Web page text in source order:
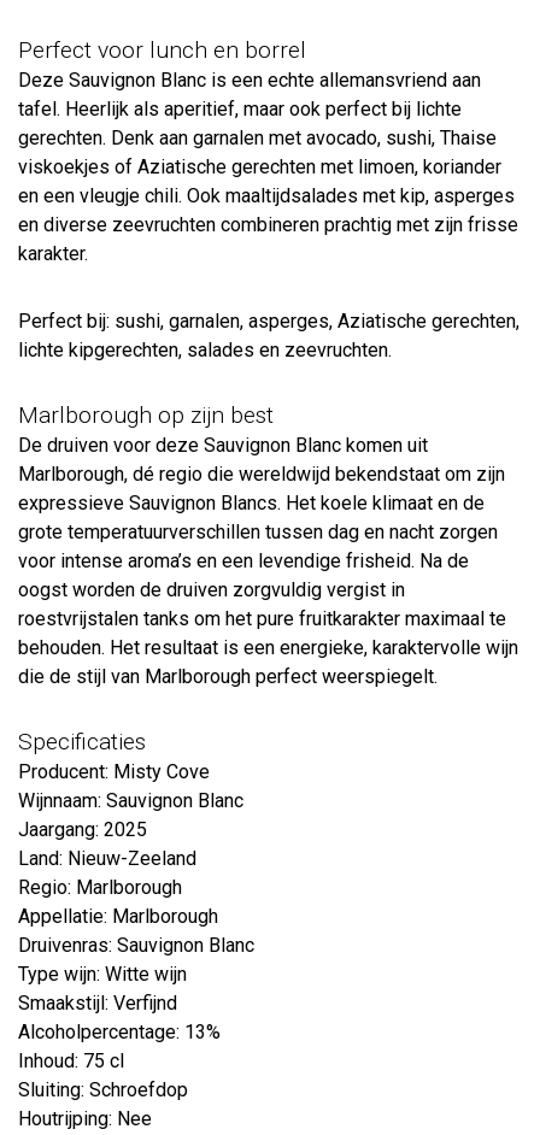
Perfect voor lunch en borrel
Deze Sauvignon Blanc is een echte allemansvriend aan
tafel. Heerlijk als aperitief, maar ook perfect bij lichte
gerechten. Denk aan garnalen met avocado, sushi, Thaise
viskoekjes of Aziatische gerechten met limoen, koriander
en een vleugje chili. Ook maaltijdsalades met kip, asperges
en diverse zeevruchten combineren prachtig met zijn frisse
karakter.
Perfect bij: sushi, garnalen, asperges, Aziatische gerechten,
lichte kipgerechten, salades en zeevruchten.
Marlborough op zijn best
De druiven voor deze Sauvignon Blanc komen uit
Marlborough, dé regio die wereldwijd bekendstaat om zijn
expressieve Sauvignon Blancs. Het koele klimaat en de
grote temperatuurverschillen tussen dag en nacht zorgen
voor intense aroma’s en een levendige frisheid. Na de
oogst worden de druiven zorgvuldig vergist in
roestvrijstalen tanks om het pure fruitkarakter maximaal te
behouden. Het resultaat is een energieke, karaktervolle wijn
die de stijl van Marlborough perfect weerspiegelt.
Specificaties
Producent: Misty Cove
Wijnnaam: Sauvignon Blanc
Jaargang: 2025
Land: Nieuw-Zeeland
Regio: Marlborough
Appellatie: Marlborough
Druivenras: Sauvignon Blanc
Type wijn: Witte wijn
Smaakstijl: Verfijnd
Alcoholpercentage: 13%
Inhoud: 75 cl
Sluiting: Schroefdop
Houtrijping: Nee